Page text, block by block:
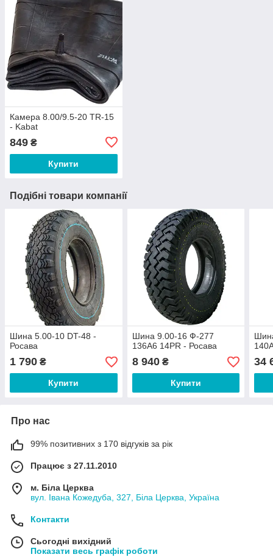
Камера 8.00/9.5-20 TR-15
- Kabat
849 ₴
Купити
Подібні товари компанії
Шина 5.00-10 DT-48 -
Росава
1 790 ₴
Купити
Шина 9.00-16 Ф-277
136А6 14PR - Росава
8 940₴
Купити
34
Про нас
99% позитивних з 170 відгуків за рік
Працює з 27.11.2010
м. Біла Церква
вул. Івана Кожедуба, 327, Біла Церква, Україна
Контакти
Сьогодні вихідний
Показати весь графік роботи